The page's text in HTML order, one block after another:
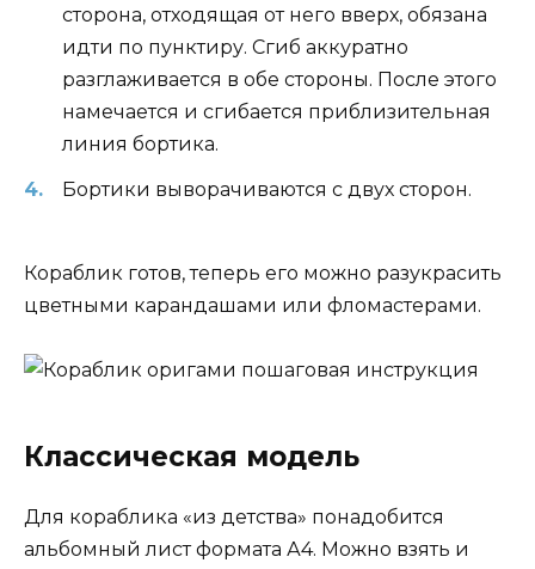
сторона, отходящая от него вверх, обязана
идти по пунктиру. Сгиб аккуратно
разглаживается в обе стороны. После этого
намечается и сгибается приблизительная
линия бортика.
Бортики выворачиваются с двух сторон.
Кораблик готов, теперь его можно разукрасить
цветными карандашами или фломастерами.
Классическая модель
Для кораблика «из детства» понадобится
альбомный лист формата А4. Можно взять и